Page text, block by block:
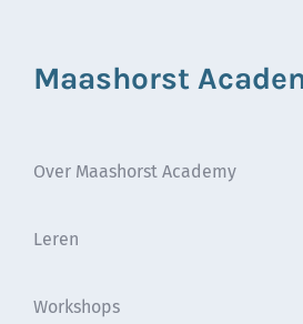
Maashorst
Over Maashorst Academy
Leren
Workshops